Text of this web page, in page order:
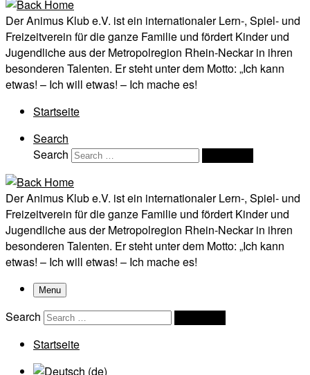
Der Animus Klub e.V. ist ein internationaler Lern-, Spiel- und
Freizeitverein für die ganze Familie und fördert Kinder und
Jugendliche aus der Metropolregion Rhein-Neckar in ihren
besonderen Talenten. Er steht unter dem Motto: „Ich kann
etwas! – Ich will etwas! – Ich mache es!
Startseite
Search
Search
Der Animus Klub e.V. ist ein internationaler Lern-, Spiel- und
Freizeitverein für die ganze Familie und fördert Kinder und
Jugendliche aus der Metropolregion Rhein-Neckar in ihren
besonderen Talenten. Er steht unter dem Motto: „Ich kann
etwas! – Ich will etwas! – Ich mache es!
Menu
Search
Startseite